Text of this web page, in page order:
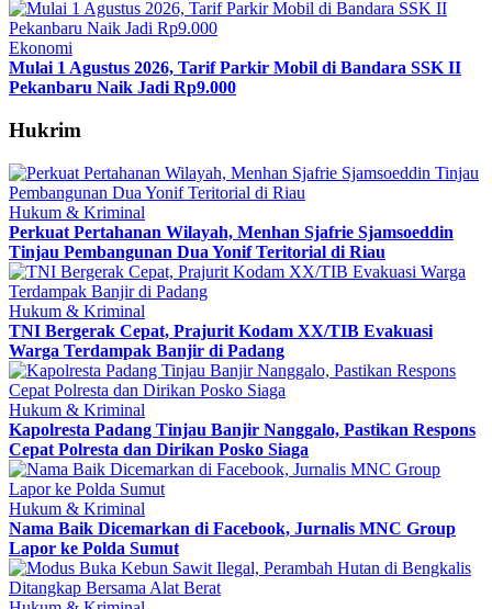
Ekonomi
Mulai 1 Agustus 2026, Tarif Parkir Mobil di Bandara SSK II
Pekanbaru Naik Jadi Rp9.000
Hukrim
Hukum & Kriminal
Perkuat Pertahanan Wilayah, Menhan Sjafrie Sjamsoeddin
Tinjau Pembangunan Dua Yonif Teritorial di Riau
Hukum & Kriminal
TNI Bergerak Cepat, Prajurit Kodam XX/TIB Evakuasi
Warga Terdampak Banjir di Padang
Hukum & Kriminal
Kapolresta Padang Tinjau Banjir Nanggalo, Pastikan Respons
Cepat Polresta dan Dirikan Posko Siaga
Hukum & Kriminal
Nama Baik Dicemarkan di Facebook, Jurnalis MNC Group
Lapor ke Polda Sumut